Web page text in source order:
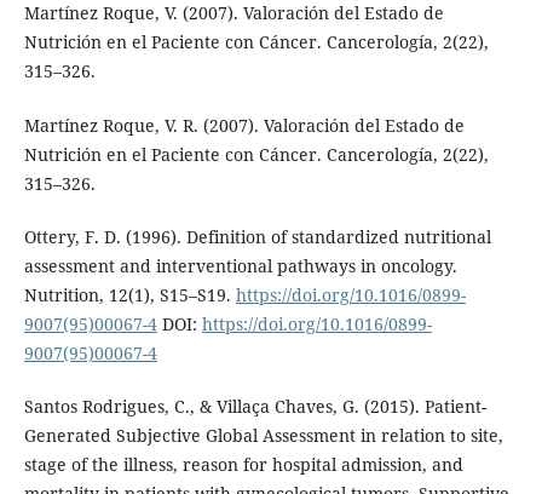
Martínez Roque, V. (2007). Valoración del Estado de
Nutrición en el Paciente con Cáncer. Cancerología, 2(22),
315–326.
Martínez Roque, V. R. (2007). Valoración del Estado de
Nutrición en el Paciente con Cáncer. Cancerología, 2(22),
315–326.
Ottery, F. D. (1996). Definition of standardized nutritional
assessment and interventional pathways in oncology.
Nutrition, 12(1), S15–S19. https://doi.org/10.1016/0899-
9007(95)00067-4DOI: https://doi.org/10.1016/0899-
9007(95)00067-4
Santos Rodrigues, C., & Villaça Chaves, G. (2015). Patient-
Generated Subjective Global Assessment in relation to site,
stage of the illness, reason for hospital admission, and